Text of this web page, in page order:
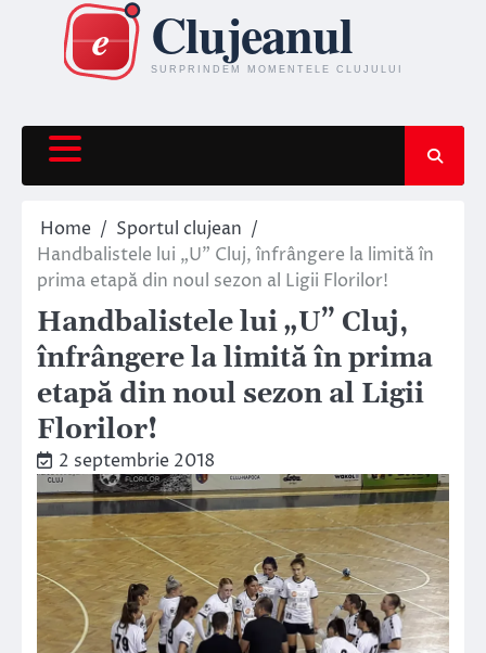
content
Home
Sportul clujean
Handbalistele lui „U” Cluj, înfrângere la limită în
prima etapă din noul sezon al Ligii Florilor!
Handbalistele lui „U” Cluj,
înfrângere la limită în prima
etapă din noul sezon al Ligii
Florilor!
2 septembrie 2018